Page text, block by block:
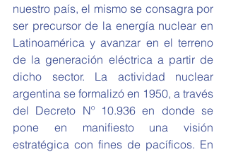
nuestro país, el mismo se consagra por
ser precursor de la energía nuclear en
Latinoamérica y avanzar en el terreno
de la generación eléctrica a partir de
dicho sector. La actividad nuclear
argentina se formalizó en 1950, a través
del Decreto Nº 10.936 en donde se
pone en manifiesto una visión
estratégica con fines de pacíficos. En